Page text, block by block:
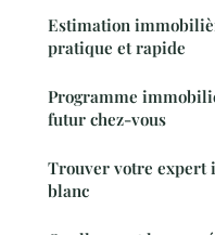
Estimation
pratique et rapide
Programme
futur chez-vous
Trouver votre expert
blanc